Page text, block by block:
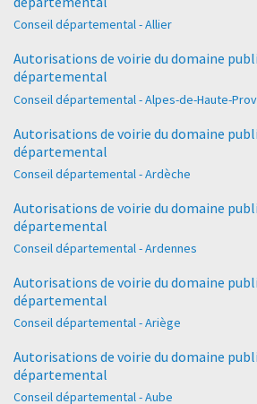
Conseil départemental - Allier
Autorisations de voirie du domaine
départemental
Conseil départemental - Alpes-de-Haute-
Autorisations de voirie du domaine
départemental
Conseil départemental - Ardèche
Autorisations de voirie du domaine
départemental
Conseil départemental - Ardennes
Autorisations de voirie du domaine
départemental
Conseil départemental - Ariège
Autorisations de voirie du domaine
départemental
Conseil départemental - Aube